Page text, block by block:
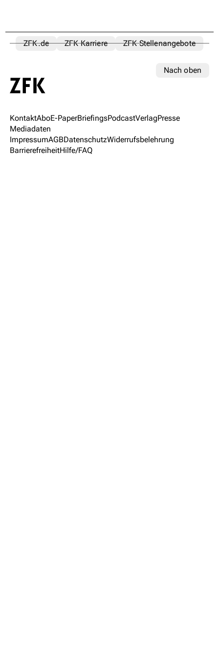
ZFK.de ZFK Karriere ZFK Stellenangebote
Nach oben
KontaktAboE-PaperBriefingsPodcastVerlagPresse
Mediadaten
ImpressumAGBDatenschutzWiderrufsbelehrung
BarrierefreiheitHilfe/FAQ